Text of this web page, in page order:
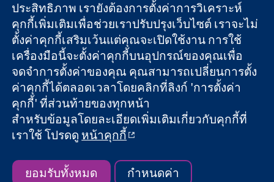
เพื่อสุขภาพที่ดีขึ้น
ตำแหน่งงาน
Cochrane
Library
The Cochrane Collaboration เป็นองค์กรการกุศล (เลขที่ 1045921)
และบริษัทจำกัดโดยการค้ำประกัน (เลขที่ 03044323) ที่จดทะเบียน
ในอังกฤษและเวลส์ หมายเลขจดทะเบียนภาษีมูลค่าเพิ่ม GB 718
2127 49
สงวนลิขสิทธิ์ © 2026 The Cochrane Collaboration
ผิดชอบ|ความเป็นส่วนตัว นโยบายคุกกี้|การตั้งค่าคุกกี้
ประสิทธิภาพ เรายังต้องการตั้งค่าการวิเคราะห์
คุกกี้เพิ่มเติมเพื่อช่วยเราปรับปรุงเว็บไซต์ เราจะไม่
ตั้งค่าคุกกี้เสริมเว้นแต่คุณจะเปิดใช้งาน การใช้
เครื่องมือนี้จะตั้งค่าคุกกี้บนอุปกรณ์ของคุณเพื่อ
จดจำการตั้งค่าของคุณ คุณสามารถเปลี่ยนการตั้ง
ค่าคุกกี้ได้ตลอดเวลาโดยคลิกที่ลิงก์ 'การตั้งค่า
คุกกี้' ที่ส่วนท้ายของทุกหน้า
สำหรับข้อมูลโดยละเอียดเพิ่มเติมเกี่ยวกับคุกกี้ที่
เราใช้ โปรดดู หน้าคุกกี้
ยอมรับทั้งหมด กำหนดค่า